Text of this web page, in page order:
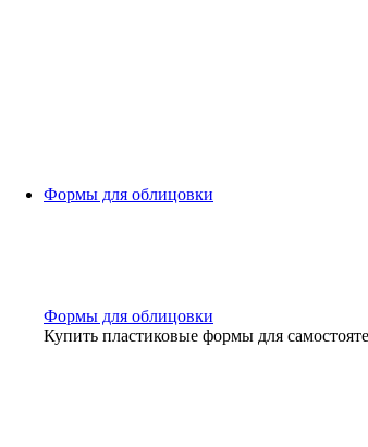
Формы для облицовки
Формы для облицовки
Купить пластиковые формы для